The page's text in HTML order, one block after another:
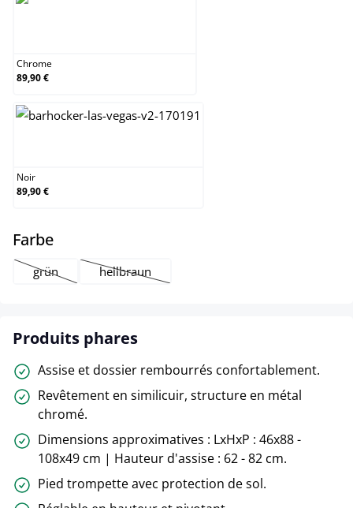
Chrome
89,90 €
Noir
89,90 €
Farbeselect
grün
(Cette option n'est pas disponible pour le moment.)
hellbraun
(Cette option n'est pas disponible pour le
Produits phares
Assise et dossier rembourrés confortablement.
Revêtement en similicuir, structure en métal
chromé.
Dimensions approximatives : LxHxP : 46x88 -
108x49 cm | Hauteur d'assise : 62 - 82 cm.
Pied trompette avec protection de sol.